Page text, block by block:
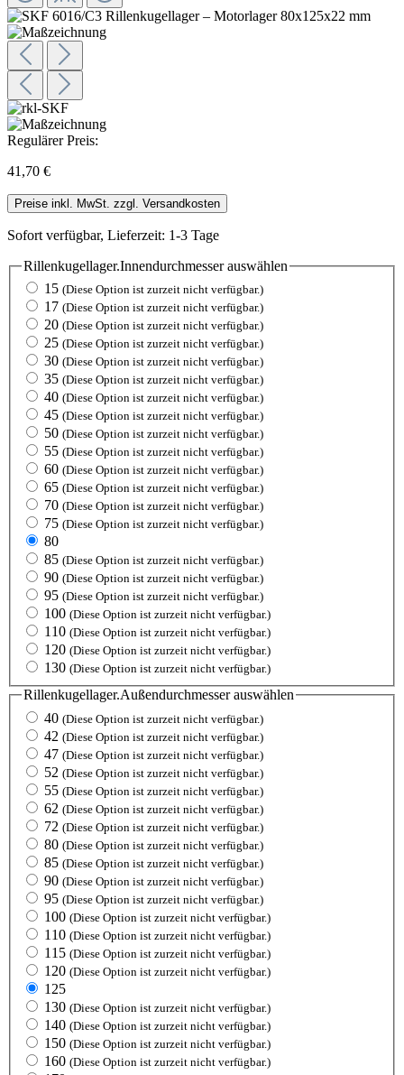
Regulärer Preis:
41,70 €
Preise inkl. MwSt. zzgl. Versandkosten
Sofort verfügbar, Lieferzeit: 1-3 Tage
Rillenkugellager.Innendurchmesserauswählen
15 (Diese Option ist zurzeit nicht verfügbar.)
17 (Diese Option ist zurzeit nicht verfügbar.)
20 (Diese Option ist zurzeit nicht verfügbar.)
25 (Diese Option ist zurzeit nicht verfügbar.)
30 (Diese Option ist zurzeit nicht verfügbar.)
35 (Diese Option ist zurzeit nicht verfügbar.)
40 (Diese Option ist zurzeit nicht verfügbar.)
45 (Diese Option ist zurzeit nicht verfügbar.)
50 (Diese Option ist zurzeit nicht verfügbar.)
55 (Diese Option ist zurzeit nicht verfügbar.)
60 (Diese Option ist zurzeit nicht verfügbar.)
65 (Diese Option ist zurzeit nicht verfügbar.)
70 (Diese Option ist zurzeit nicht verfügbar.)
75 (Diese Option ist zurzeit nicht verfügbar.)
80
85 (Diese Option ist zurzeit nicht verfügbar.)
90 (Diese Option ist zurzeit nicht verfügbar.)
95 (Diese Option ist zurzeit nicht verfügbar.)
100 (Diese Option ist zurzeit nicht verfügbar.)
110 (Diese Option ist zurzeit nicht verfügbar.)
120 (Diese Option ist zurzeit nicht verfügbar.)
130 (Diese Option ist zurzeit nicht verfügbar.)
Rillenkugellager.Außendurchmesserauswählen
40 (Diese Option ist zurzeit nicht verfügbar.)
42 (Diese Option ist zurzeit nicht verfügbar.)
47 (Diese Option ist zurzeit nicht verfügbar.)
52 (Diese Option ist zurzeit nicht verfügbar.)
55 (Diese Option ist zurzeit nicht verfügbar.)
62 (Diese Option ist zurzeit nicht verfügbar.)
72 (Diese Option ist zurzeit nicht verfügbar.)
80 (Diese Option ist zurzeit nicht verfügbar.)
85 (Diese Option ist zurzeit nicht verfügbar.)
90 (Diese Option ist zurzeit nicht verfügbar.)
95 (Diese Option ist zurzeit nicht verfügbar.)
100 (Diese Option ist zurzeit nicht verfügbar.)
110 (Diese Option ist zurzeit nicht verfügbar.)
115 (Diese Option ist zurzeit nicht verfügbar.)
120 (Diese Option ist zurzeit nicht verfügbar.)
125
130 (Diese Option ist zurzeit nicht verfügbar.)
140 (Diese Option ist zurzeit nicht verfügbar.)
150 (Diese Option ist zurzeit nicht verfügbar.)
160 (Diese Option ist zurzeit nicht verfügbar.)